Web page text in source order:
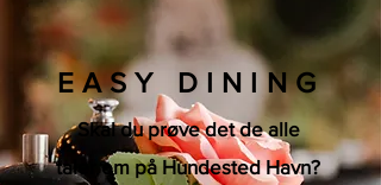
EASY DINING
Skal du prøve det de alle
taler om på Hundested Havn?